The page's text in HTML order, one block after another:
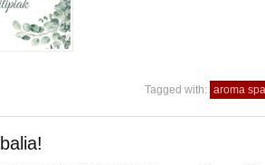
Tagged with: aroma